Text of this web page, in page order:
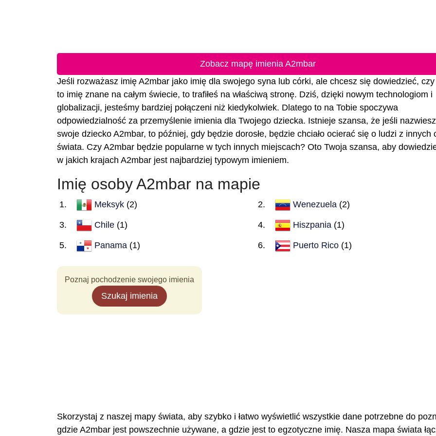
Zobacz mapę imienia A2mbar
Jeśli rozważasz imię A2mbar jako imię dla swojego syna lub córki, ale chcesz się dowiedzieć,
to imię znane na całym świecie, to trafiłeś na właściwą stronę. Dziś, dzięki nowym technologiom i
globalizacji, jesteśmy bardziej połączeni niż kiedykolwiek. Dlatego to na Tobie spoczywa
odpowiedzialność za przemyślenie imienia dla Twojego dziecka. Istnieje szansa, że jeśli nazwiesz
swoje dziecko A2mbar, to później, gdy będzie dorosłe, będzie chciało ocierać się o ludzi z innych
świata. Czy A2mbar będzie popularne w tych innych miejscach? Oto Twoja szansa, aby
w jakich krajach A2mbar jest najbardziej typowym imieniem.
Imię osoby A2mbar na mapie
Meksyk (2) Wenezuela(2)
Chile (1) Hiszpania(1)
Panama (1) Puerto Rico(1)
Poznaj pochodzenie swojego imienia
Szukaj imienia
Skorzystaj z naszej mapy świata, aby szybko i łatwo wyświetlić wszystkie dane potrzebne do
gdzie A2mbar jest powszechnie używane, a gdzie jest to egzotyczne imię. Nasza mapa świata